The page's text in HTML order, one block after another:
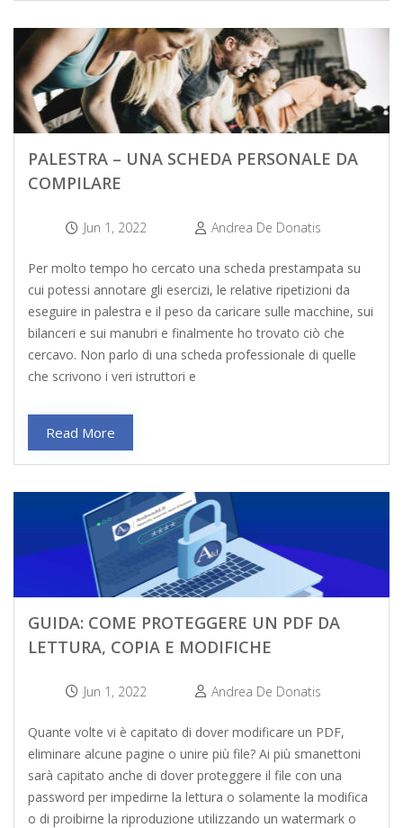
PALESTRA – UNA SCHEDA PERSONALE DA
COMPILARE
Jun 1, 2022 Andrea De Donatis
Per molto tempo ho cercato una scheda prestampata su
cui potessi annotare gli esercizi, le relative ripetizioni da
eseguire in palestra e il peso da caricare sulle macchine, sui
bilanceri e sui manubri e finalmente ho trovato ciò che
cercavo. Non parlo di una scheda professionale di quelle
che scrivono i veri istruttori e
Read More
GUIDA: COME PROTEGGERE UN PDF DA
LETTURA, COPIA E MODIFICHE
Jun 1, 2022 Andrea De Donatis
Quante volte vi è capitato di dover modificare un PDF,
eliminare alcune pagine o unire più file? Ai più smanettoni
sarà capitato anche di dover proteggere il file con una
password per impedirne la lettura o solamente la modifica
o di proibirne la riproduzione utilizzando un watermark o